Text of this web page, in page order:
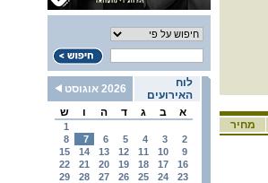
לוח
האירועים
2026 אוגוסט
א
ב ג ד ה ו ש
1
2
3
4
5
6
7
8
9
10
11
12
13
14
15
16
17
18
19
20
21
22
23
24
25
26
27
28
29
מחיר